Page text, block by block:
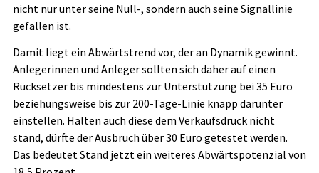
nicht nur unter seine Null-, sondern auch seine Signallinie
gefallen ist.
Damit liegt ein Abwärtstrend vor, der an Dynamik gewinnt.
Anlegerinnen und Anleger sollten sich daher auf einen
Rücksetzer bis mindestens zur Unterstützung bei 35 Euro
beziehungsweise bis zur 200-Tage-Linie knapp darunter
einstellen. Halten auch diese dem Verkaufsdruck nicht
stand, dürfte der Ausbruch über 30 Euro getestet werden.
Das bedeutet Stand jetzt ein weiteres Abwärtspotenzial von